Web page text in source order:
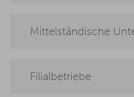
Mittelständische
Filialbetriebe